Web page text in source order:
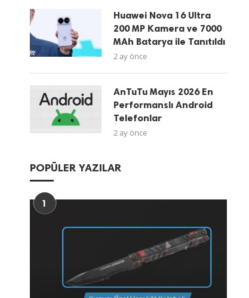
Huawei Nova 16 Ultra
200 MP Kamera ve 7000
MAh Batarya ile Tanıtıldı
2 ay önce
AnTuTu Mayıs 2026 En
Performanslı Android
Telefonlar
2 ay önce
POPÜLER YAZILAR
1